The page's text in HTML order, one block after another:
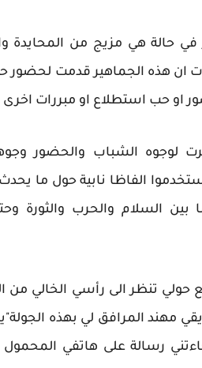
حالة هي مزيج من المحايدة
هذه الجماهير قدمت لحضور
او حب استطلاع او مبررات اخرى
الشباب والحضور وجوها
الفاظا نابية حول ما
السلام والحرب والثورة
تنظر الى رأسي الخالي من
مهند المرافق لي بهذه
رسالة على هاتفي